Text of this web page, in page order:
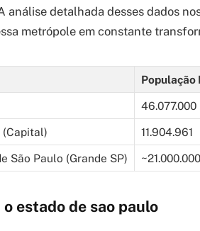
análise detalhada desses dados
metrópole em constante
População
46.077.000
(Capital) 11.904.961
São Paulo (Grande SP) ~21.000.000
estado de sao paulo